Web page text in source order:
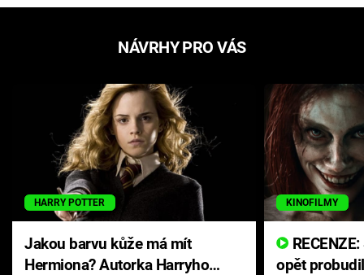
NÁVRHY PRO VÁS
HARRY POTTER
Jakou barvu kůže má mít
Hermiona? Autorka Harryho
KINOFILMY
opět